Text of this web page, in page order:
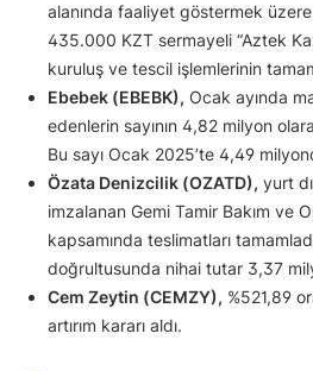
alanında faaliyet göstermek
435.000 KZT sermayeli “Aztek
kuruluş ve tescil işlemlerinin
Ebebek (EBEBK), Ocak ayında
edenlerin sayının 4,82 milyon
Bu sayı Ocak 2025’te 4,49
Özata Denizcilik (OZATD), yurt
imzalanan Gemi Tamir Bakım ve
kapsamında teslimatları
doğrultusunda nihai tutar 3,37
Cem Zeytin (CEMZY), %521,89
artırım kararı aldı.